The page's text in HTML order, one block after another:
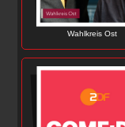
Wahlkreis Ost